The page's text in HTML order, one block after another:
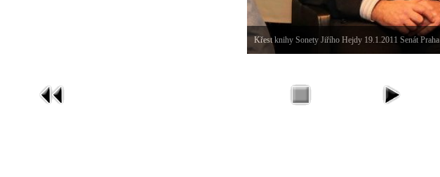
Křest knihy Sonety Jiřího Hejdy 19.1.2011 Senát Praha